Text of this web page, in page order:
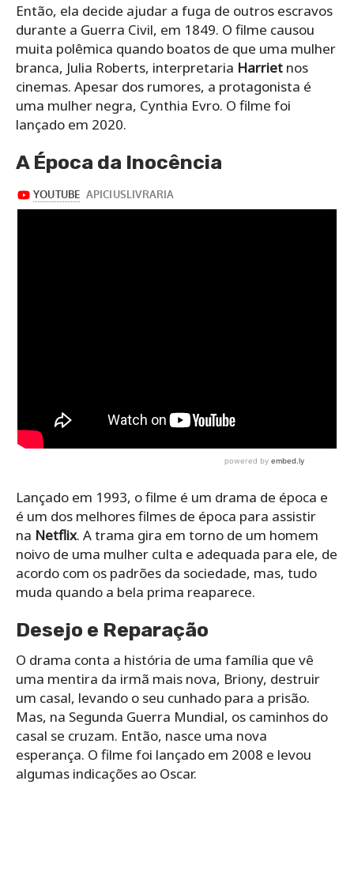
Então, ela decide ajudar a fuga de outros escravos
durante a Guerra Civil, em 1849. O filme causou
muita polêmica quando boatos de que uma mulher
branca, Julia Roberts, interpretaria Harriet nos
cinemas. Apesar dos rumores, a protagonista é
uma mulher negra, Cynthia Evro. O filme foi
lançado em 2020.
A Época da Inocência
Lançado em 1993, o filme é um drama de época e
é um dos melhores filmes de época para assistir
na Netflix. A trama gira em torno de um homem
noivo de uma mulher culta e adequada para ele, de
acordo com os padrões da sociedade, mas, tudo
muda quando a bela prima reaparece.
Desejo e Reparação
O drama conta a história de uma família que vê
uma mentira da irmã mais nova, Briony, destruir
um casal, levando o seu cunhado para a prisão.
Mas, na Segunda Guerra Mundial, os caminhos do
casal se cruzam. Então, nasce uma nova
esperança. O filme foi lançado em 2008 e levou
algumas indicações ao Oscar.